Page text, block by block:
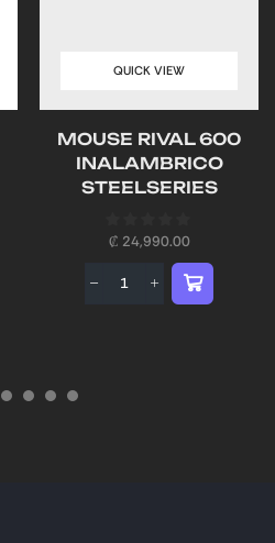
QUICK VIEW
MOUSE RIVAL 600
INALAMBRICO
STEELSERIES
₡ 24,990.00